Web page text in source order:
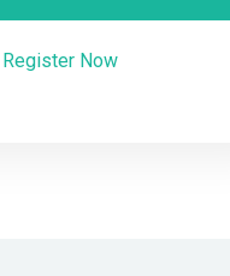
Register Now